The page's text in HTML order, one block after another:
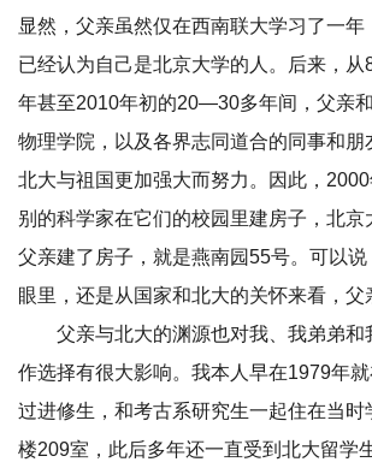
显然，父亲虽然仅在西南联大学习了一
已经认为自己是北京大学的人。后来，
年甚至2010年初的20—30多年间，父亲
物理学院，以及各界志同道合的同事和朋
北大与祖国更加强大而努力。因此，
别的科学家在它们的校园里建房子，北京
父亲建了房子，就是燕南园55号。可以说
眼里，还是从国家和北大的关怀来看，父
父亲与北大的渊源也对我、我弟弟和
作选择有很大影响。我本人早在1979年
过进修生，和考古系研究生一起住在当时
楼209室，此后多年还一直受到北大留学